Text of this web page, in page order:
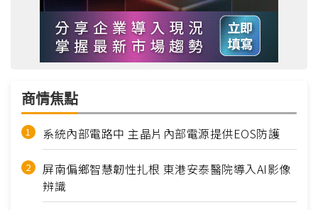
商情焦點
系統內部電路中 主晶片內部電源提供EOS防護
屏南偏鄉智慧韌性扎根 東港安泰醫院導入AI影像
辨識